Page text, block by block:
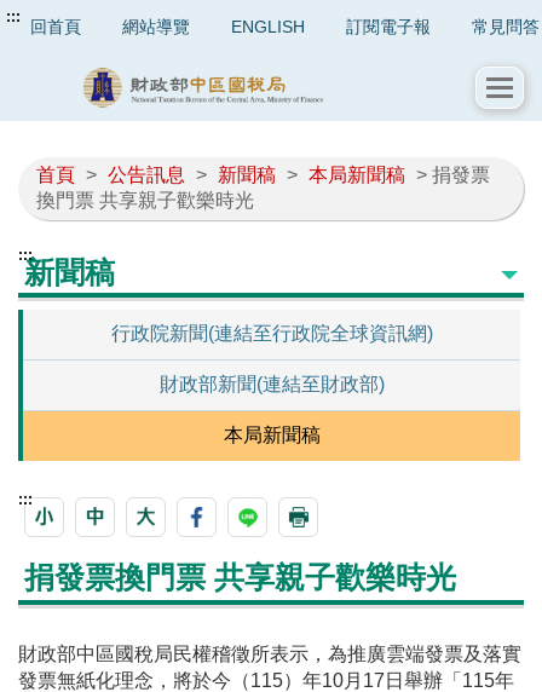
::: 回首頁 網站導覽 ENGLISH 訂閱電子報 常見問答
首頁 > 公告訊息 > 新聞稿 > 本局新聞稿 > 捐發票
換門票 共享親子歡樂時光
:::新聞稿
行政院新聞(連結至行政院全球資訊網)
財政部新聞(連結至財政部)
本局新聞稿
:::
捐發票換門票 共享親子歡樂時光
財政部中區國稅局民權稽徵所表示，為推廣雲端發票及落實
發票無紙化理念，將於今（115）年10月17日舉辦「115年